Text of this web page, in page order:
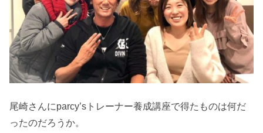
尾崎さんにparcy’sトレーナー養成講座で得たものは何だ
ったのだろうか。